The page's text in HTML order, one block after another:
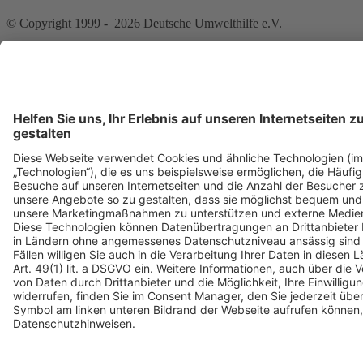
© Copyright 1999 - 2026 Deutsche Umwelthilfe e.V.